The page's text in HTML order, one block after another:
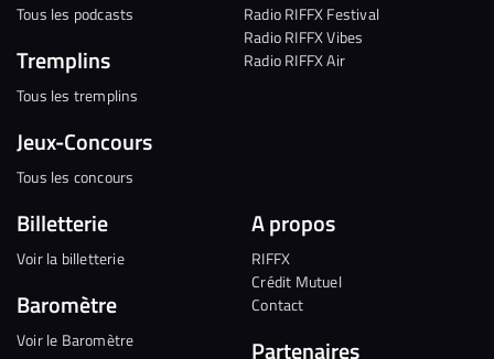
Tous les podcasts
Tremplins
Tous les tremplins
Jeux-Concours
Tous les concours
Radio RIFFX Festival
Radio RIFFX Vibes
Radio RIFFX Air
Billetterie
Voir la billetterie
Baromètre
Voir le Baromètre
A propos
RIFFX
Crédit Mutuel
Contact
Partenaires